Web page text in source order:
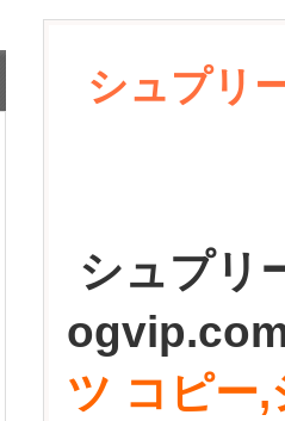
シュプリ
シュプリ
ツ コピー,